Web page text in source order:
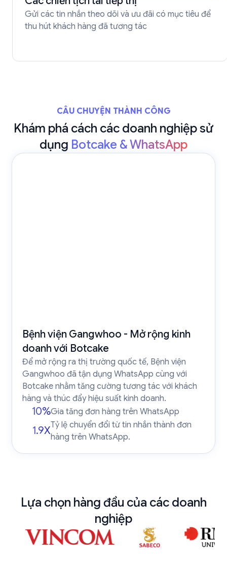
Gửi các tin nhắn theo dõi và ưu đãi có mục tiêu để
thu hút khách hàng đã tương tác
CÂU CHUYỆN THÀNH CÔNG
Khám phá cách các doanh nghiệp sử
dụng Botcake & WhatsApp
Bệnh viện Gangwhoo - Mở rộng kinh
doanh với Botcake
Để mở rộng ra thị trường quốc tế, Bệnh viện
Gangwhoo đã tận dụng WhatsApp cùng với
Botcake nhằm tăng cường tương tác với khách
hàng và thúc đẩy hiệu suất kinh doanh.
10%Gia tăng đơn hàng trên WhatsApp
1.9XTỷ lệ chuyển đổi từ tin nhắn thành đơn
hàng trên WhatsApp.
Lựa chọn hàng đầu của các doanh
nghiệp